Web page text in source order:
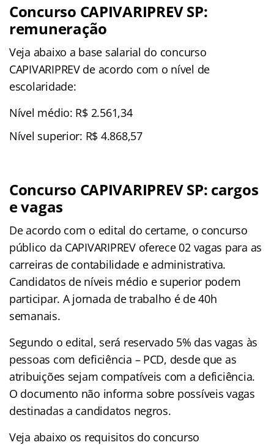
Concurso CAPIVARIPREV SP:
remuneração
Veja abaixo a base salarial do concurso
CAPIVARIPREV de acordo com o nível de
escolaridade:
Nível médio: R$ 2.561,34
Nível superior: R$ 4.868,57
Concurso CAPIVARIPREV SP: cargos
e vagas
De acordo com o edital do certame, o concurso
público da CAPIVARIPREV oferece 02 vagas para as
carreiras de contabilidade e administrativa.
Candidatos de níveis médio e superior podem
participar. A jornada de trabalho é de 40h
semanais.
Segundo o edital, será reservado 5% das vagas às
pessoas com deficiência – PCD, desde que as
atribuições sejam compatíveis com a deficiência.
O documento não informa sobre possíveis vagas
destinadas a candidatos negros.
Veja abaixo os requisitos do concurso